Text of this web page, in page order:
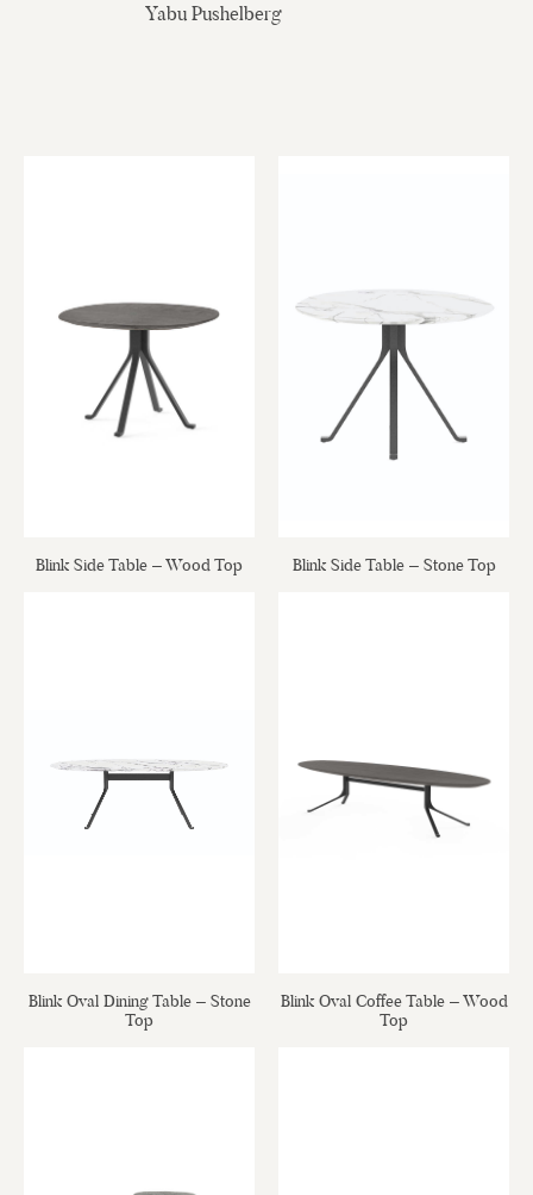
Yabu Pushelberg
Blink Side Table – Wood Top Blink Side Table – Stone Top
Blink Oval Dining Table – Stone
Top
Blink Oval Coffee Table – Wood
Top